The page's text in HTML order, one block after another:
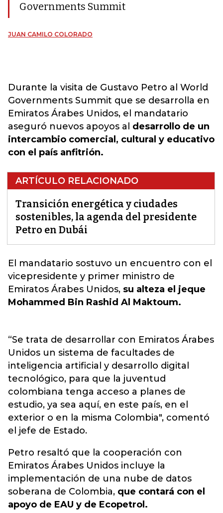
Governments Summit
JUAN CAMILO COLORADO
Durante la visita de Gustavo Petro al World
Governments Summit que se desarrolla en
Emiratos Árabes Unidos, el mandatario
aseguró nuevos apoyos al desarrollo de un
intercambio comercial, cultural y educativo
con el país anfitrión.
ARTÍCULO RELACIONADO
Transición energética y ciudades
sostenibles, la agenda del presidente
Petro en Dubái
El mandatario sostuvo un encuentro con el
vicepresidente y primer ministro de
Emiratos Árabes Unidos, su alteza el jeque
Mohammed Bin Rashid Al Maktoum.
“Se trata de desarrollar con Emiratos Árabes
Unidos un sistema de facultades de
inteligencia artificial y desarrollo digital
tecnológico, para que la juventud
colombiana tenga acceso a planes de
estudio, ya sea aquí, en este país, en el
exterior o en la misma Colombia", comentó
el jefe de Estado.
Petro resaltó que la cooperación con
Emiratos Árabes Unidos incluye la
implementación de una nube de datos
soberana de Colombia, que contará con el
apoyo de EAU y de Ecopetrol.